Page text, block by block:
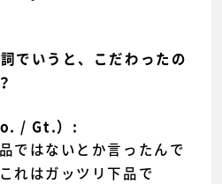
でいうと、こだわったの
/ Gt.）:
ではないとか言ったんで
れはガッツリ下品で